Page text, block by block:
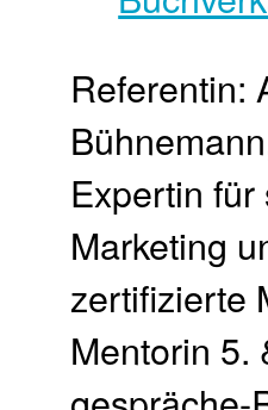
Referentin:
Expertin für
Marketing
zertifizierte
Mentorin